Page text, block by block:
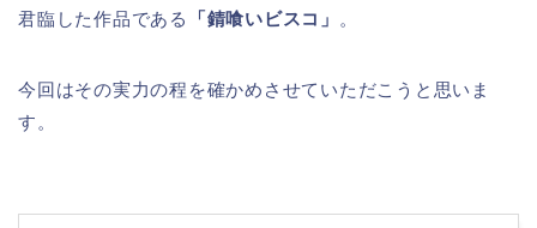
君臨した作品である
「錆喰いビスコ」 。
今回はその実力の程を確かめさせていただこうと思いま
す。